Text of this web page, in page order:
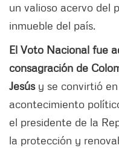
un valioso acervo del
inmueble del país.
El Voto Nacional fue
consagración de
Jesúsy se convirtió en
acontecimiento
el presidente de la
la protección y